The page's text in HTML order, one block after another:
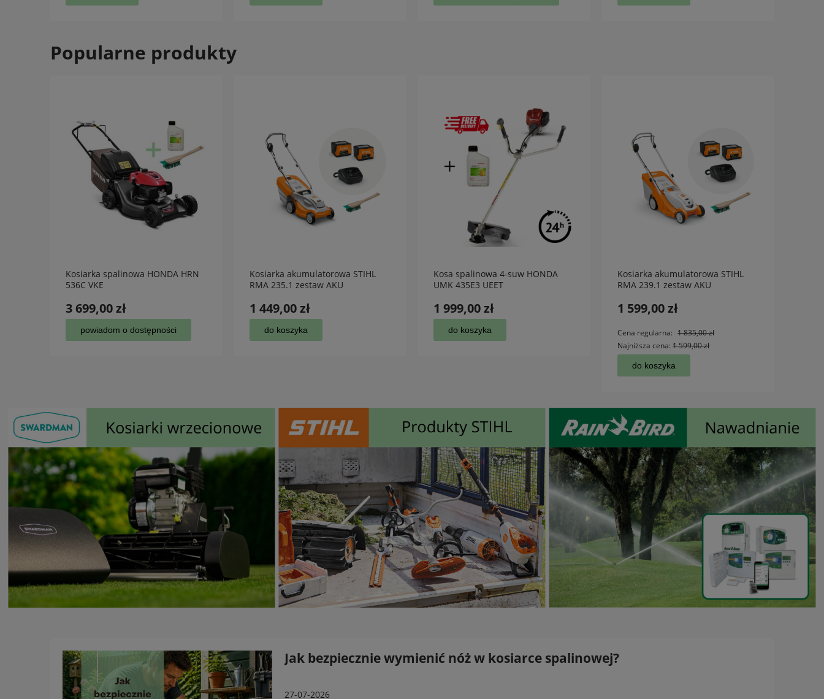
Popularne produkty
Kosiarka spalinowa HONDA HRN
536C VKE
3 699,00 zł
powiadom o dostępności
Kosiarka akumulatorowa STIHL
RMA 235.1 zestaw AKU
1 449,00 zł
do koszyka
Kosa spalinowa 4-suw HONDA
UMK 435E3 UEET
1 999,00 zł
do koszyka
Kosiarka akumulatorowa STIHL
RMA 239.1 zestaw AKU
1 599,00 zł
Cena regularna: 1 835,00 zł
Najniższa cena: 1 599,00 zł
do koszyka
Jak bezpiecznie wymienić nóż w kosiarce spalinowej?
27-07-2026